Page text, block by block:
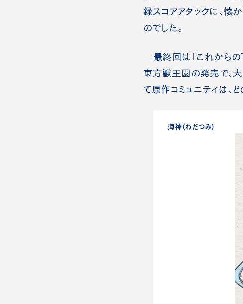
録スコアアタックに、懐
のでした。
最終回は「これからの
東方獣王園の発売で、大
て原作コミュニティは、
海神（わだつみ）